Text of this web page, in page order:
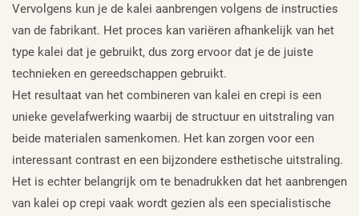
Vervolgens kun je de kalei aanbrengen volgens de instructies
van de fabrikant. Het proces kan variëren afhankelijk van het
type kalei dat je gebruikt, dus zorg ervoor dat je de juiste
technieken en gereedschappen gebruikt.
Het resultaat van het combineren van kalei en crepi is een
unieke gevelafwerking waarbij de structuur en uitstraling van
beide materialen samenkomen. Het kan zorgen voor een
interessant contrast en een bijzondere esthetische uitstraling.
Het is echter belangrijk om te benadrukken dat het aanbrengen
van kalei op crepi vaak wordt gezien als een specialistische